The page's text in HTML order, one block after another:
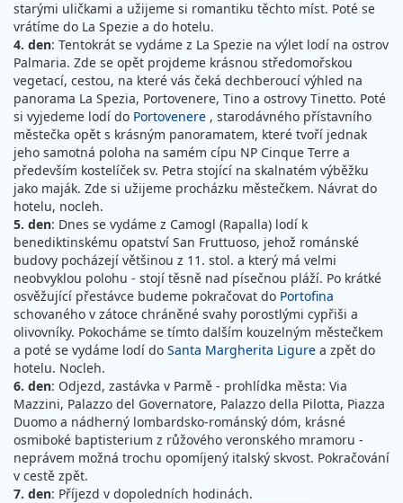
starými uličkami a užijeme si romantiku těchto míst. Poté se
vrátíme do La Spezie a do hotelu.
4. den: Tentokrát se vydáme z La Spezie na výlet lodí na ostrov
Palmaria. Zde se opět projdeme krásnou středomořskou
vegetací, cestou, na které vás čeká dechberoucí výhled na
panorama La Spezia, Portovenere, Tino a ostrovy Tinetto. Poté
si vyjedeme lodí do Portovenere , starodávného přístavního
městečka opět s krásným panoramatem, které tvoří jednak
jeho samotná poloha na samém cípu NP Cinque Terre a
především kostelíček sv. Petra stojící na skalnatém výběžku
jako maják. Zde si užijeme procházku městečkem. Návrat do
hotelu, nocleh.
5. den: Dnes se vydáme z Camogl (Rapalla) lodí k
benediktinskému opatství San Fruttuoso, jehož románské
budovy pocházejí většinou z 11. stol. a který má velmi
neobvyklou polohu - stojí těsně nad písečnou pláží. Po krátké
osvěžující přestávce budeme pokračovat do Portofina
schovaného v zátoce chráněné svahy porostlými cypřiši a
olivovníky. Pokocháme se tímto dalším kouzelným městečkem
a poté se vydáme lodí do Santa Margherita Ligure a zpět do
hotelu. Nocleh.
6. den: Odjezd, zastávka v Parmě - prohlídka města: Via
Mazzini, Palazzo del Governatore, Palazzo della Pilotta, Piazza
Duomo a nádherný lombardsko-románský dóm, krásné
osmiboké baptisterium z růžového veronského mramoru -
neprávem možná trochu opomíjený italský skvost. Pokračování
v cestě zpět.
7. den: Příjezd v dopoledních hodinách.